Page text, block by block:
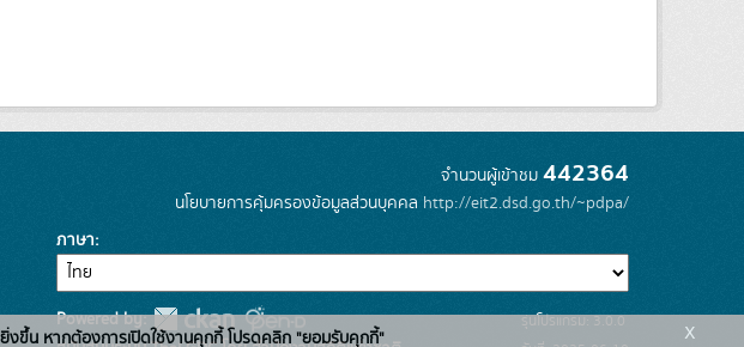
จำนวนผู้เข้าชม 442364
นโยบายการคุ้มครองข้อมูลส่วนบุคคล http://eit2.dsd.go.th/~pdpa/
ภาษา
Powered by:
รุ่นโปรแกรม: 3.0.0
งขึ้น หากต้องการเปิดใช้งานคุกกี้ โปรดคลิก "ยอมรับคุกกี้" x